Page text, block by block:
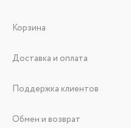
Корзина
Доставка и оплата
Поддержка клиентов
Обмен и возврат